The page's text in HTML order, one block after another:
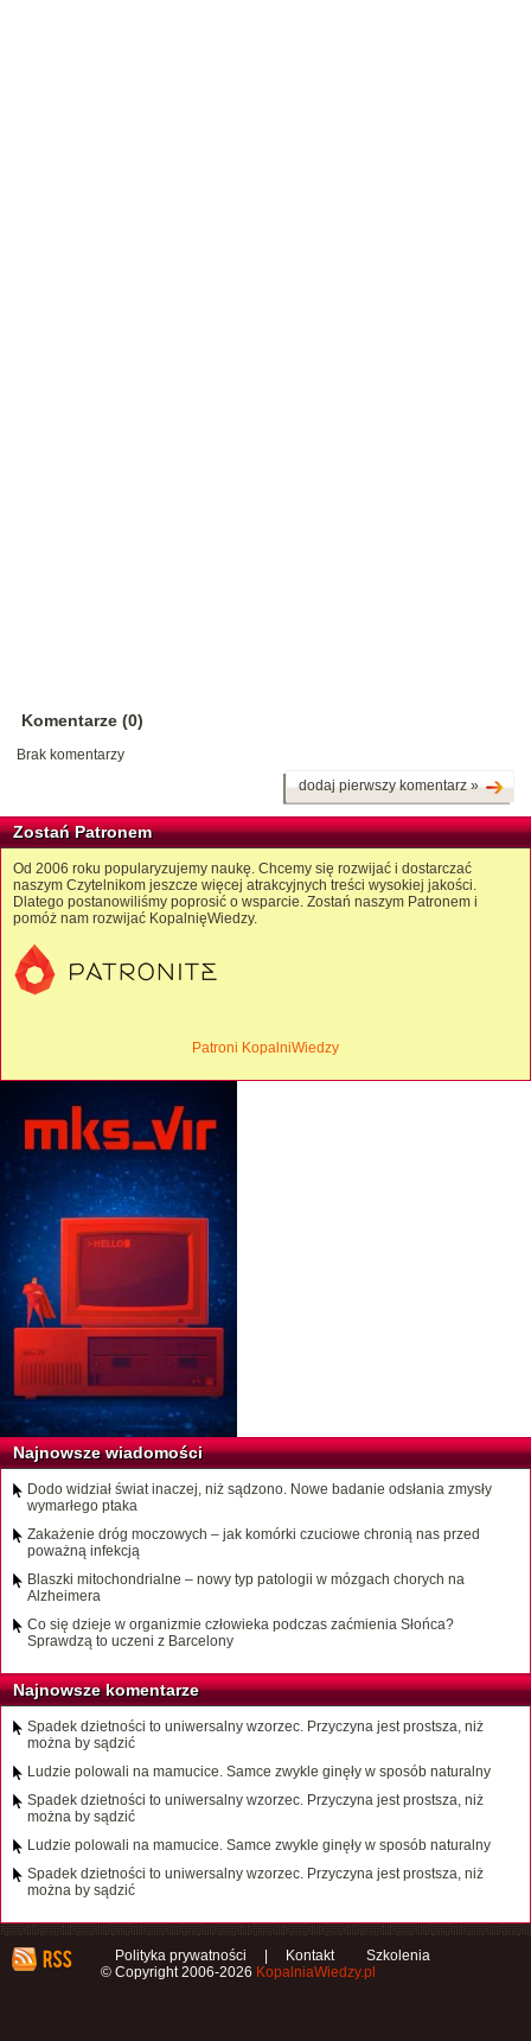
Komentarze (0)
Brak komentarzy
dodaj pierwszy komentarz »
Zostań Patronem
Od 2006 roku popularyzujemy naukę. Chcemy się rozwijać i dostarczać
naszym Czytelnikom jeszcze więcej atrakcyjnych treści wysokiej jakości.
Dlatego postanowiliśmy poprosić o wsparcie. Zostań naszym Patronem i
pomóż nam rozwijać KopalnięWiedzy.
Patroni KopalniWiedzy
Najnowsze wiadomości
Dodo widział świat inaczej, niż sądzono. Nowe badanie odsłania zmysły
wymarłego ptaka
Zakażenie dróg moczowych – jak komórki czuciowe chronią nas przed
poważną infekcją
Blaszki mitochondrialne – nowy typ patologii w mózgach chorych na
Alzheimera
Co się dzieje w organizmie człowieka podczas zaćmienia Słońca?
Sprawdzą to uczeni z Barcelony
Najnowsze komentarze
Spadek dzietności to uniwersalny wzorzec. Przyczyna jest prostsza, niż
można by sądzić
Ludzie polowali na mamucice. Samce zwykle ginęły w sposób naturalny
Spadek dzietności to uniwersalny wzorzec. Przyczyna jest prostsza, niż
można by sądzić
Ludzie polowali na mamucice. Samce zwykle ginęły w sposób naturalny
Spadek dzietności to uniwersalny wzorzec. Przyczyna jest prostsza, niż
można by sądzić
Polityka prywatności Kontakt
Szkolenia
© Copyright 2006-2026 KopalniaWiedzy.pl